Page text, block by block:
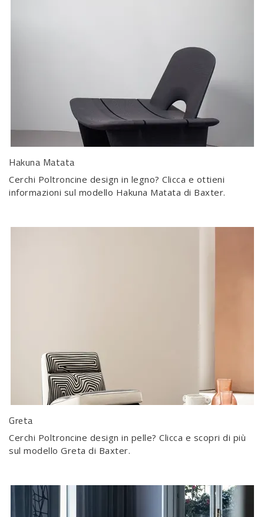
Hakuna Matata
Cerchi Poltroncine design in legno? Clicca e ottieni
informazioni sul modello Hakuna Matata di Baxter.
Greta
Cerchi Poltroncine design in pelle? Clicca e scopri di più
sul modello Greta di Baxter.